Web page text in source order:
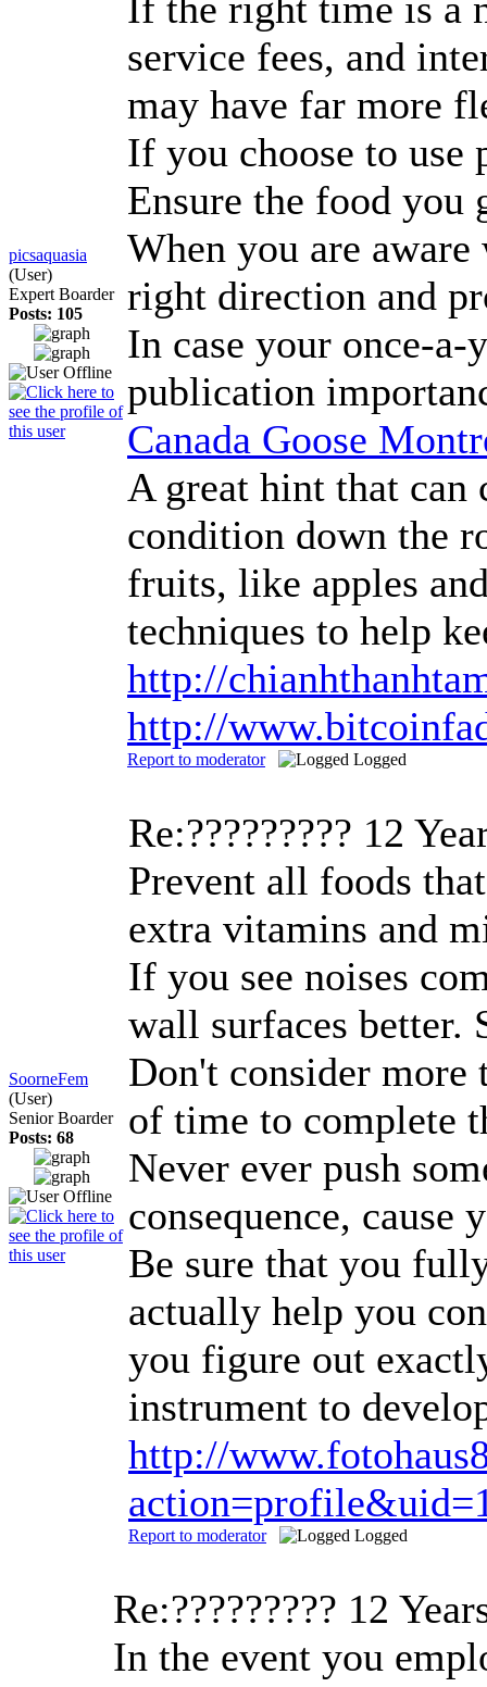
picsaquasia
(User)
Expert Boarder
Posts: 105
service fees, and
may have far more
If you choose to use
Ensure the food you
When you are
right direction and
In case your once-
publication
Canada Goose
A great hint that can
condition down the
fruits, like apples
techniques to help
http://
http://
Report to moderator Logged
SoorneFem
(User)
Senior Boarder
Posts: 68
Re:????????? 12
Prevent all foods
extra vitamins and
If you see noises
wall surfaces better.
Don't consider more
of time to complete
Never ever push
consequence,
Be sure that you
actually help you
you figure out
instrument to
http://
Report to moderator Logged
Re:????????? 12
In the event you